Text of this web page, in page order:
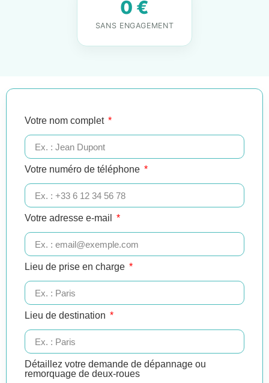
0 €
SANS ENGAGEMENT
Votre nom complet
Votre numéro de téléphone
Votre adresse e-mail
Lieu de prise en charge
Lieu de destination
Détaillez votre demande de dépannage ou
remorquage de deux-roues